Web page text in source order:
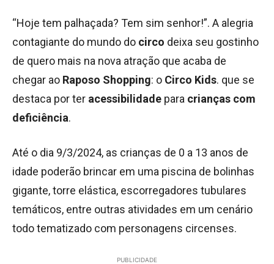
“Hoje tem palhaçada? Tem sim senhor!”. A alegria
contagiante do mundo do circo deixa seu gostinho
de quero mais na nova atração que acaba de
chegar ao Raposo Shopping: o Circo Kids. que se
destaca por ter acessibilidade para crianças com
deficiência.
Até o dia 9/3/2024, as crianças de 0 a 13 anos de
idade poderão brincar em uma piscina de bolinhas
gigante, torre elástica, escorregadores tubulares
temáticos, entre outras atividades em um cenário
todo tematizado com personagens circenses.
PUBLICIDADE